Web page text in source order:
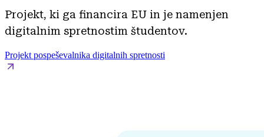
Projekt, ki ga financira EU in je namenjen
digitalnim spretnostim študentov.
Projekt pospeševalnika digitalnih spretnosti